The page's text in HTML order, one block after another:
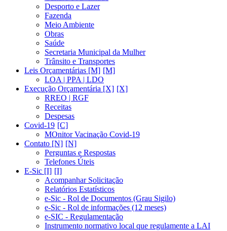
Desporto e Lazer
Fazenda
Meio Ambiente
Obras
Saúde
Secretaria Municipal da Mulher
Trânsito e Transportes
Leis Orçamentárias [M]
LOA | PPA | LDO
Execução Orçamentária [X]
RREO | RGF
Receitas
Despesas
Covid-19
MOnitor Vacinação Covid-19
Contato [N]
Perguntas e Respostas
Telefones Úteis
E-Sic [I]
Acompanhar Solicitação
Relatórios Estatísticos
e-Sic - Rol de Documentos (Grau Sigilo)
e-Sic - Rol de informações (12 meses)
e-SIC - Regulamentação
Instrumento normativo local que regulamente a LAI